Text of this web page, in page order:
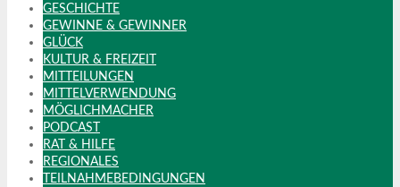
GESCHICHTE
GEWINNE & GEWINNER
GLÜCK
KULTUR & FREIZEIT
MITTEILUNGEN
MITTELVERWENDUNG
MÖGLICHMACHER
PODCAST
RAT & HILFE
REGIONALES
TEILNAHMEBEDINGUNGEN